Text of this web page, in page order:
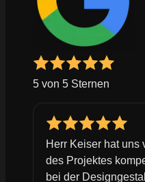
5 von 5 Sternen
Herr Keiser hat uns
des Projektes
bei der